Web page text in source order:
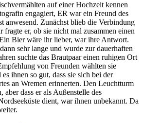
auf einer Hochzeit kennen
engagiert, ER war ein Freund des
anwesend. Zunächst blieb die Verbindung
fragte er, ob sie nicht mal zusammen einen
Bier wäre ihr lieber, war ihre Antwort.
sehr lange und wurde zur dauerhaften
suchte das Brautpaar einen ruhigen Ort
von Freunden wählten sie
ihnen so gut, dass sie sich bei der
an Wremen erinnerten. Den Leuchtturm
aber dass er als Außenstelle des
dient, war ihnen unbekannt. Da